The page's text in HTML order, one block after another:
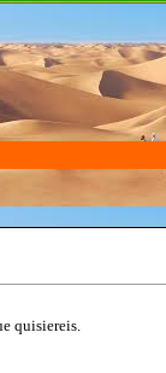
quisiereis.